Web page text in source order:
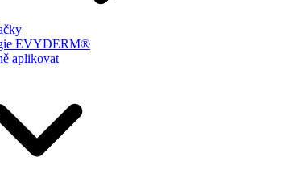
EVYDERM®
aplikovat